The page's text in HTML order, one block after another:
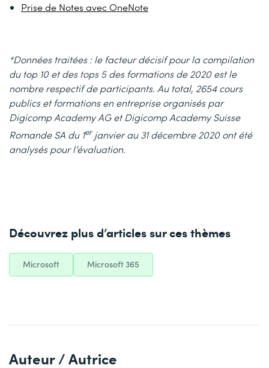
Prise de Notes avec OneNote
*Données traitées : le facteur décisif pour la compilation
du top 10 et des tops 5 des formations de 2020 est le
nombre respectif de participants. Au total, 2654 cours
publics et formations en entreprise organisés par
Digicomp Academy AG et Digicomp Academy Suisse
Romande SA du 1erjanvier au 31 décembre 2020 ont été
analysés pour l’évaluation.
Découvrez plus d’articles sur ces thèmes
Microsoft Microsoft 365
Auteur / Autrice